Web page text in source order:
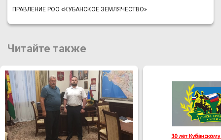
ПРАВЛЕНИЕ РОО «КУБАНСКОЕ ЗЕМЛЯЧЕСТВО»
Читайте также